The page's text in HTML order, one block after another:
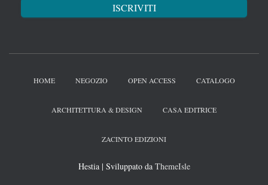
HOME NEGOZIO OPEN ACCESS CATALOGO
ARCHITETTURA & DESIGN CASA EDITRICE
ZACINTO EDIZIONI
Hestia | Sviluppato da ThemeIsle